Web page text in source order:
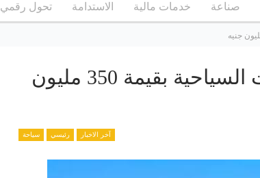
صناعة خدمات مالية الاستدامة تحول رقمي
عرض للاستحواذ على أمبان للاستثمارات السياحية بقيمة 350 مليون
آخر الاخبار رئيسي سياحة